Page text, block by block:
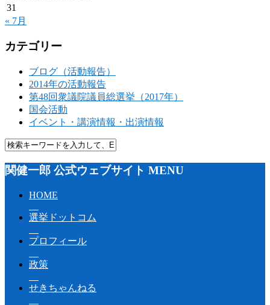
31
« 7月
カテゴリー
ブログ（活動報告）
2014年の活動報告
第48回衆議院議員総選挙（2017年）
国会活動
イベント・講演情報・出演情報
関健一郎 公式ウェブサイト MENU
HOME
選挙ドットコム
プロフィール
政策
せきちゃんねる